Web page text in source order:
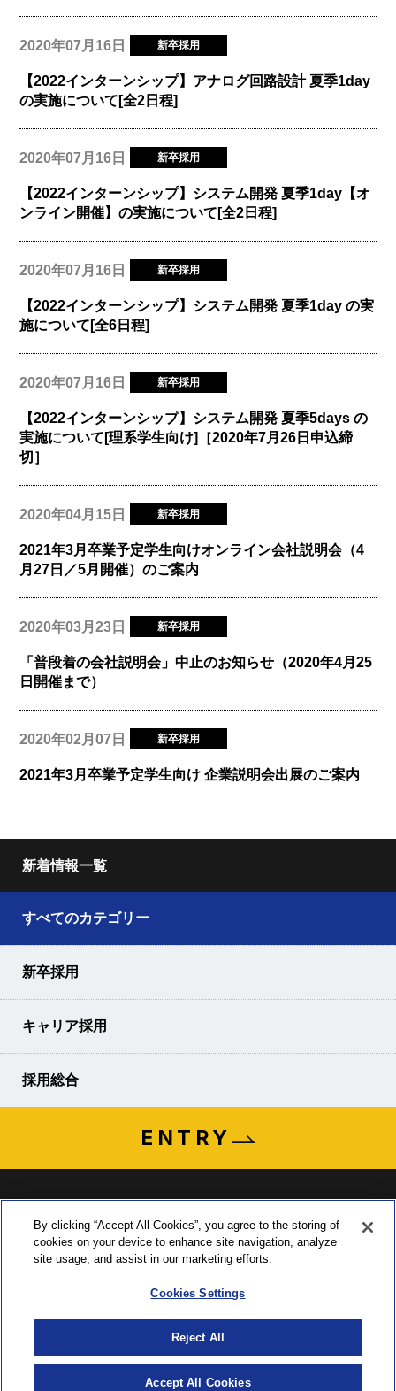
2020年07月16日 新卒採用
【2022インターンシップ】アナログ回路設計 夏季1day
の実施について[全2日程]
2020年07月16日 新卒採用
【2022インターンシップ】システム開発 夏季1day【オ
ンライン開催】の実施について[全2日程]
2020年07月16日 新卒採用
【2022インターンシップ】システム開発 夏季1day の実
施について[全6日程]
2020年07月16日 新卒採用
【2022インターンシップ】システム開発 夏季5days の
実施について[理系学生向け]［2020年7月26日申込締
切］
2020年04月15日 新卒採用
2021年3月卒業予定学生向けオンライン会社説明会（4
月27日／5月開催）のご案内
2020年03月23日 新卒採用
「普段着の会社説明会」中止のお知らせ（2020年4月25
日開催まで）
2020年02月07日 新卒採用
2021年3月卒業予定学生向け 企業説明会出展のご案内
新着情報一覧
すべてのカテゴリー
新卒採用
キャリア採用
採用総合
ENTRY
ENTRY
〒435-0015 静岡県浜松市中央区子安町311-3
プライバシーポリシー
商標についてサイトのご利用にあたって
By clicking “Accept All Cookies”, you agree to the storing of
cookies on your device to enhance site navigation, analyze
site usage, and assist in our marketing efforts.
Cookies Settings
Reject All
Accept All Cookies